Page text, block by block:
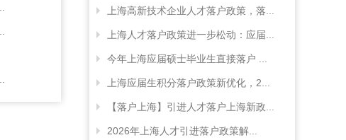
上海高新技术企业人才落户政策，落...
上海人才落户政策进一步松动：应届...
今年上海应届硕士毕业生直接落户 ...
上海应届生积分落户政策新优化，2...
【落户上海】引进人才落户上海新政...
2026年上海人才引进落户政策解...